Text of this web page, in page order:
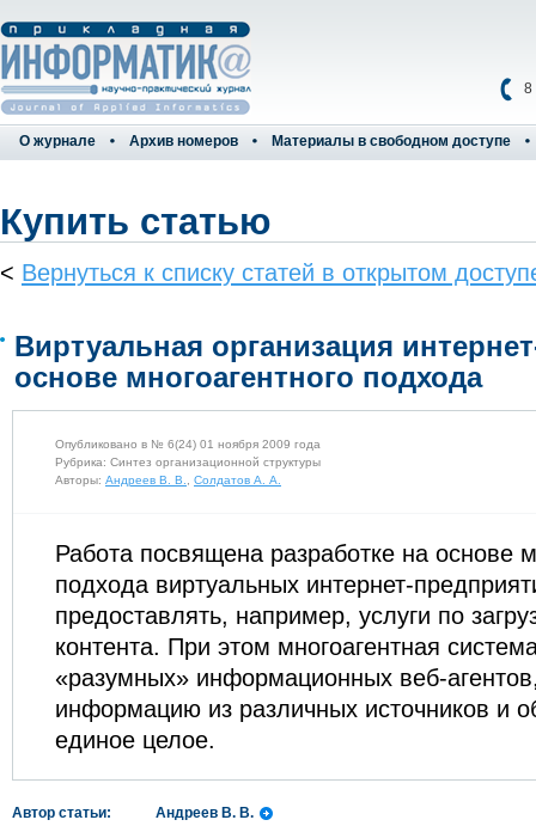
8
О журнале Архив номеров Материалы в свободном доступе
Купить статью
< Вернуться к списку статей в открытом
Виртуальная организация
основе многоагентного подхода
Опубликовано в № 6(24) 01 ноября 2009 года
Рубрика: Синтез организационной структуры
Авторы: Андреев В. В., Солдатов А. А.
Работа посвящена разработке на основе
подхода виртуальных интернет-
предоставлять, например, услуги по
контента. При этом многоагентная
«разумных» информационных веб-
информацию из различных источников и
единое целое.
Автор статьи:
Андреев В. В.